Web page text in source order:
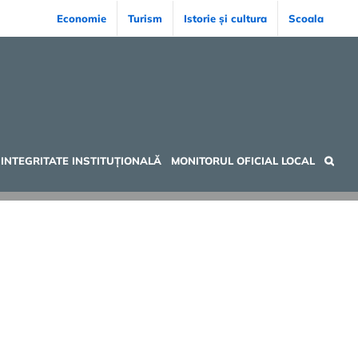
Economie Turism Istorie și cultura Scoala
INTEGRITATE INSTITUȚIONALĂ MONITORUL OFICIAL LOCAL